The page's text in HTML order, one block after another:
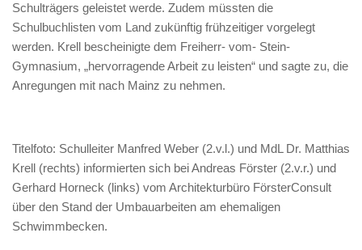
Schulträgers geleistet werde. Zudem müssten die
Schulbuchlisten vom Land zukünftig frühzeitiger vorgelegt
werden. Krell bescheinigte dem Freiherr- vom- Stein-
Gymnasium, „hervorragende Arbeit zu leisten“ und sagte zu, die
Anregungen mit nach Mainz zu nehmen.
Titelfoto: Schulleiter Manfred Weber (2.v.l.) und MdL Dr. Matthias
Krell (rechts) informierten sich bei Andreas Förster (2.v.r.) und
Gerhard Horneck (links) vom Architekturbüro FörsterConsult
über den Stand der Umbauarbeiten am ehemaligen
Schwimmbecken.